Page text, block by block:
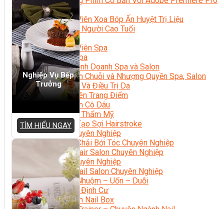
Sức Khỏe
Kỹ Thuật Viên Xoa Bóp Ấn Huyệt Trị Liệu
Chăm Sóc Người Cao Tuổi
Sắc Đẹp
Kỹ Thuật Viên Spa
Quản Lý Spa
Khởi Sự Kinh Doanh Spa và Salon
Kinh Doanh Chuỗi và Nhượng Quyền Spa, Salon
Chăm Sóc Và Điều Trị Da
Chuyên Viên Trang Điểm
Trang Điểm Cô Dâu
Phun Xăm Thẩm Mỹ
Kỹ Thuật Tạo Sợi Hairstroke
Barber Chuyên Nghiệp
Kỹ Thuật Chải Bới Tóc Chuyên Nghiệp
Quản Lý Hair Salon Chuyên Nghiệp
Nối Mi Chuyên Nghiệp
Quản Lý Nail Salon Chuyên Nghiệp
Kỹ Thuật Nhuộm – Uốn – Duỗi
Nail Salon Định Cư
Kinh Doanh Nail Box
Nghiệp Vụ Bếp
Trưởng
TÌM HIỂU NGAY